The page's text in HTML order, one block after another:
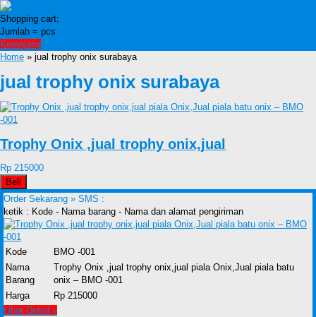
Shopping cart:
Jumlah = pcs
Keranjang
Home » jual trophy onix surabaya
jual trophy onix surabaya
Trophy Onix ,jual trophy onix,jual
Rp 215000
Beli
Order Sekarang » SMS :
ketik : Kode - Nama barang - Nama dan alamat pengiriman
Kode
BMO -001
Nama
Barang
Trophy Onix ,jual trophy onix,jual piala Onix,Jual piala batu
onix – BMO -001
Harga
Rp 215000
Lihat Detail »